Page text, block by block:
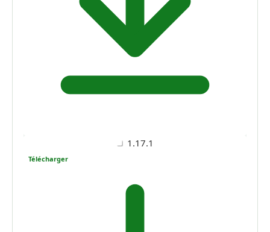
1.17.1
Télécharger